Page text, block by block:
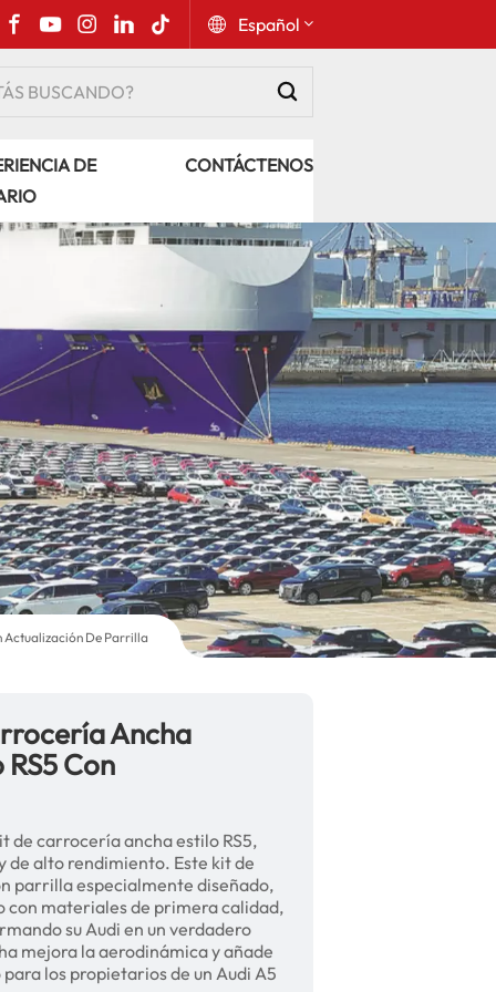
Español
Русский
Español
Português
عربي
kiswahili
DE
CONTÁCTENOS
Actualización De Parrilla
Ancha
Con
de carrocería ancha estilo RS5,
de alto rendimiento. Este kit de
parrilla especialmente diseñado,
con materiales de primera calidad,
su Audi en un verdadero
mejora la aerodinámica y añade
los propietarios de un Audi A5